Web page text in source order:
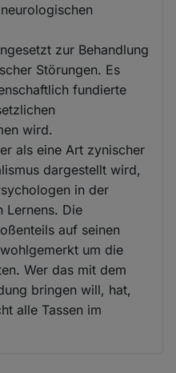
zur Behandlung
Störungen. Es
fundierte
wird.
als eine Art zynischer
dargestellt wird,
in der
Lernens. Die
auf seinen
um die
Wer das mit dem
bringen will, hat,
alle Tassen im